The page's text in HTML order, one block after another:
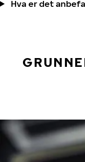
Hva er det